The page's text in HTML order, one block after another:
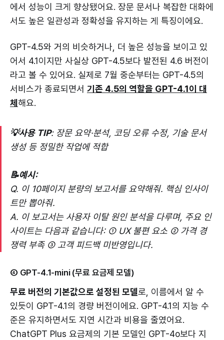
에서 성능이 크게 향상됐어요. 장문 문서나 복잡한 대화에
서도 높은 일관성과 정확성을 유지하는 게 특징이에요.
GPT-4.5와 거의 비슷하거나, 더 높은 성능을 보이고 있
어서 4.1이지만 사실상 GPT-4.5보다 발전된 4.6 버전이
라고 볼 수 있어요. 실제로 7월 중순부터는 GPT-4.5의
서비스가 종료되면서 기존 4.5의 역할을 GPT-4.1이 대
체 해요.
💡사용 TIP: 장문 요약·분석, 코딩 오류 수정, 기술 문서
생성 등 정밀한 작업에 적합
📝예시:
Q. 이 10페이지 분량의 보고서를 요약해줘. 핵심 인사이
트만 뽑아줘.
A. 이 보고서는 사용자 이탈 원인 분석을 다루며, 주요 인
사이트는 다음과 같습니다: ① UX 불편 요소 ② 가격 경
쟁력 부족 ③ 고객 피드백 미반영입니다.
④ GPT-4.1-mini (무료 요금제 모델)
무료 버전의 기본값으로 설정된 모델로, 이름에서 알 수
있듯이 GPT-4.1의 경량 버전이에요. GPT-4.1의 지능 수
준은 유지하면서도 지연 시간과 비용을 줄였어요.
ChatGPT Plus 요금제의 기본 모델인 GPT-4o보다 지